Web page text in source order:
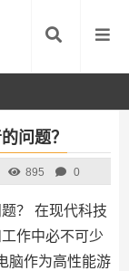
问题？
895 0
？ 在现代科技
作中必不可少
脑作为高性能游